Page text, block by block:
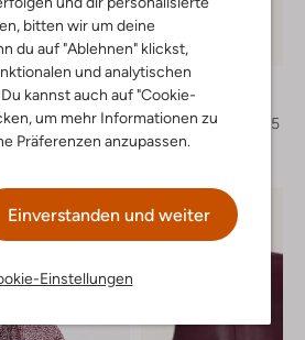
bitten wir um deine
du auf "Ablehnen" klickst,
und analytischen
kannst auch auf "Cookie-
um mehr Informationen zu
Präferenzen anzupassen.
Einverstanden und weiter
Einstellungen
-70%
Hohe Stiefel
€ 179,95
€ 53,95